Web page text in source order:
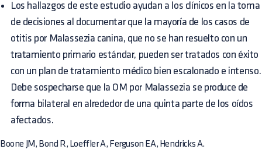
Los hallazgos de este estudio ayudan a los clínicos en la toma
de decisiones al documentar que la mayoría de los casos de
otitis por Malassezia canina, que no se han resuelto con un
tratamiento primario estándar, pueden ser tratados con éxito
con un plan de tratamiento médico bien escalonado e intenso.
Debe sospecharse que la OM por Malassezia se produce de
forma bilateral en alrededor de una quinta parte de los oídos
afectados.
Boone JM, Bond R, Loeffler A, Ferguson EA, Hendricks A.